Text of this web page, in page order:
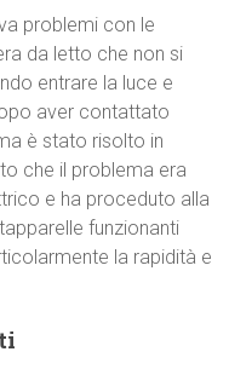
problemi con le
da letto che non si
entrare la luce e
aver contattato
è stato risolto in
che il problema era
e ha proceduto alla
funzionanti
la rapidità e